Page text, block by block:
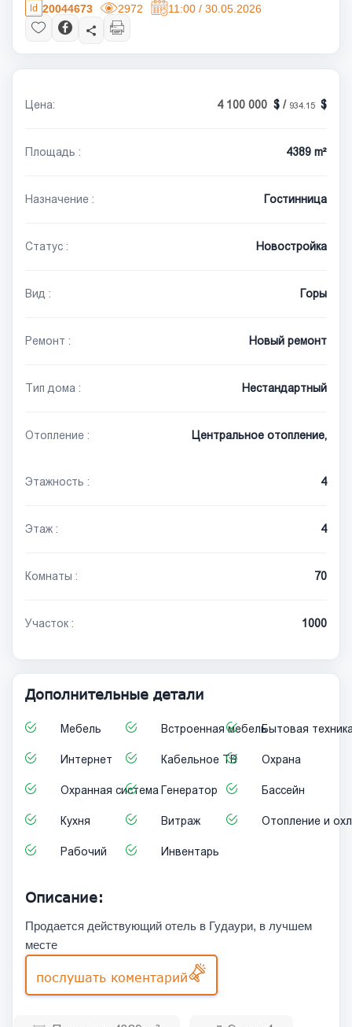
20044673 2972 11:00 / 30.05.2026
Цена: 4 100 000 / 934.15
Площадь : 4389 m²
Назначение : Гостинница
Статус : Новостройка
Вид : Горы
Ремонт : Новый ремонт
Тип дома : Нестандартный
Отопление : Центральное отопление,
Этажность : 4
Этаж : 4
Комнаты : 70
Участок : 1000
Дополнительные детали
Мебель Встроенная мебельБытовая
Интернет Кабельное ТВ Охрана
Охранная система Генератор Бассейн
Кухня Витраж Отопление и
Рабочий Инвентарь
Описание:
Продается действующий отель в Гудаури, в лучшем
месте
послушать коментарий